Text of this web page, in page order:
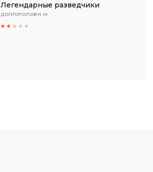
Легендарные разведчики
ДОЛГОПОЛОВ Н. М.